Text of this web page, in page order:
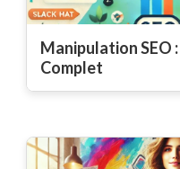
Manipulation SEO
Complet